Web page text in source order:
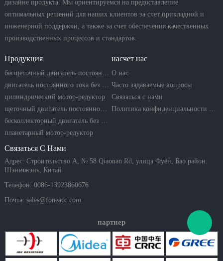
дизайне продукта. Мы ориентируемся на предоставление
оптимальных решений для наших клиентов за счет прикладной и
инженерной поддержки, а также за счет обеспечения качественных
производственных процессов и стандартов.
Продукция
цилиндрический мотор-редуктор
щеточный двигатель постоянного тока
планетарный мотор-редуктор
насчет нас
О нас
Часто задаваемые вопросы
Связаться с нами
Связаться С Нами
Адрес: Строительство A, № 58 Qiaonan Rd, улица Фуён, Бао район.
Шэньчжэнь, Китай
Телефон: 0086-13923860676
Почта: sales@foneacc.com
партнер